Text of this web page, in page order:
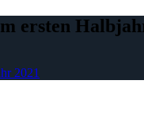
ersten
2021